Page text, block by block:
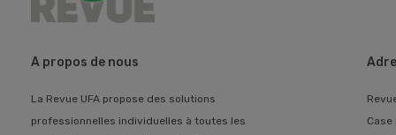
A propos de nous
La Revue UFA propose des solutions
professionnelles individuelles à toutes les